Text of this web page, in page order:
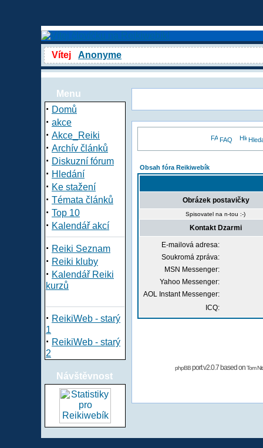
Vítej Anonyme
Menu
· Domů
· akce
· Akce_Reiki
· Archív článků
· Diskuzní fórum
· Hledání
· Ke stažení
· Témata článků
· Top 10
· Kalendář akcí
· Reiki Seznam
· Reiki kluby
· Kalendář Reiki
kurzů
· ReikiWeb - starý
1
· ReikiWeb - starý
2
Návštěvnost
FAQ
Obsah fóra Reikiwebík
Obrázek postavičky
Spisovatel na n-tou :-)
Kontakt Dzarmi
E-mailová adresa:
Soukromá zpráva:
MSN Messenger:
Yahoo Messenger:
AOL Instant Messenger:
ICQ:
phpBBport v2.0.7 based onTom